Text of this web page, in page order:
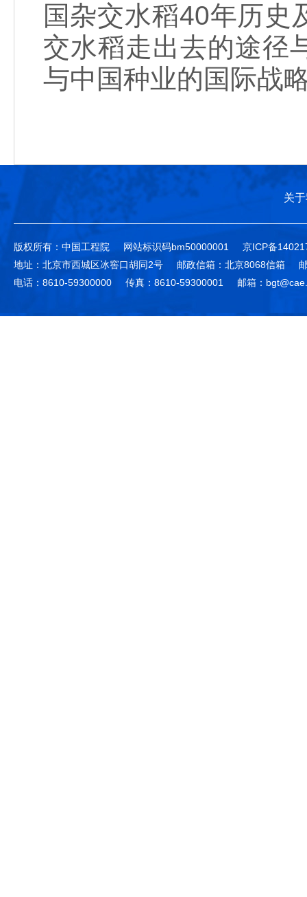
国杂交水稻40年历史
交水稻走出去的途径
与中国种业的国际战
关
版权所有：中国工程院 网站标识码bm50000001
京ICP备
地址：北京市西城区冰窖口胡同2号
邮政信箱：北京8068信箱
电话：8610-59300000
传真：8610-59300001 邮箱：